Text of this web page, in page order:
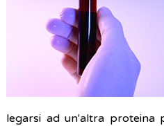
legarsi ad un'altra proteina